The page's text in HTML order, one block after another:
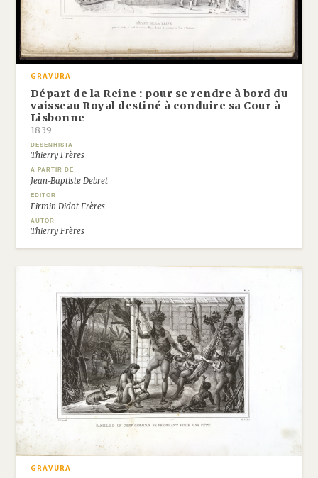
GRAVURA
Départ de la Reine : pour se rendre à bord du
vaisseau Royal destiné à conduire sa Cour à
Lisbonne
1839
DESENHISTA
Thierry Frères
A PARTIR DE
Jean-Baptiste Debret
EDITOR
Firmin Didot Frères
AUTOR
Thierry Frères
GRAVURA